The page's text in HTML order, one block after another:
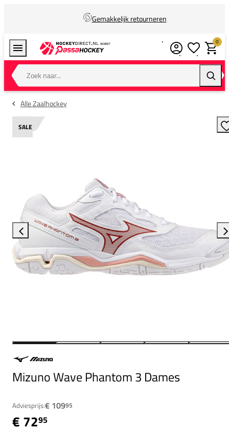
Gemakkelijk retourneren
Zoek naar...
0
Alle Zaalhockey
SALE
Mizuno Wave Phantom 3 Dames
Adviesprijs:€ 10995
€ 7295